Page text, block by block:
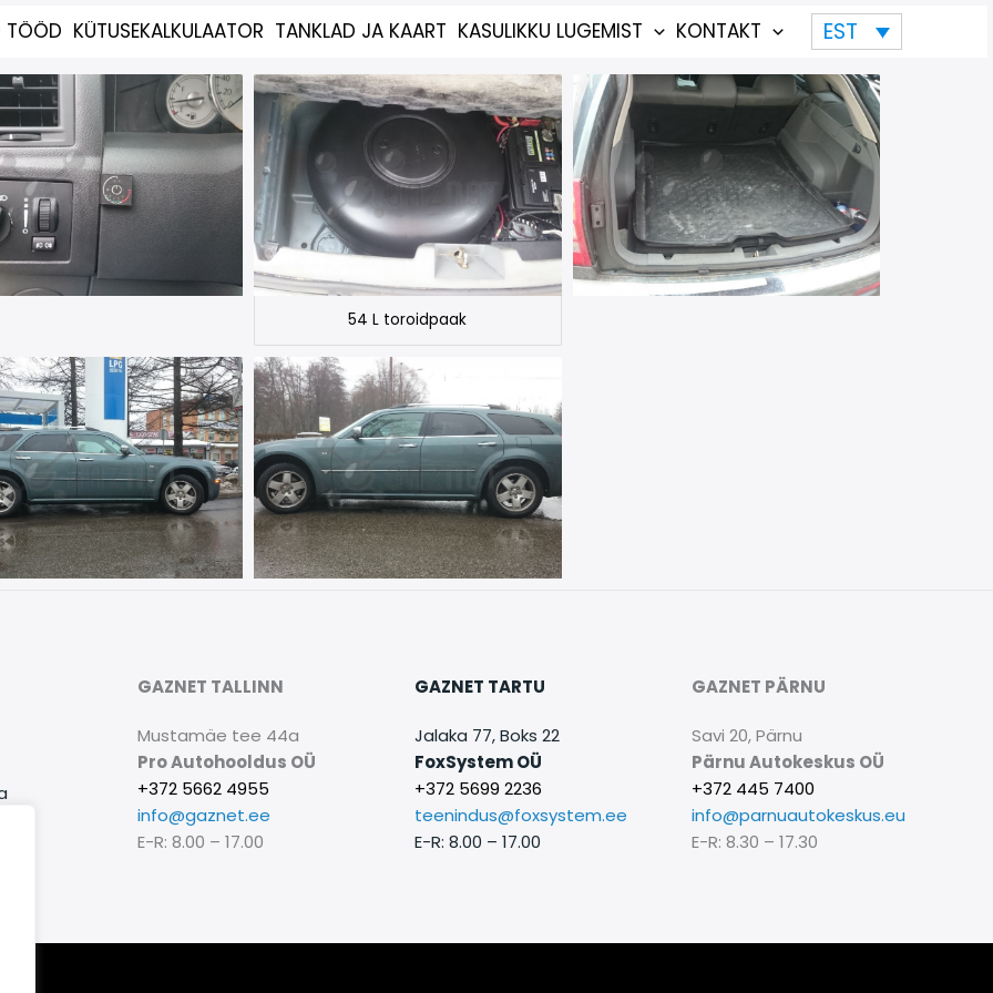
TÖÖD KÜTUSEKALKULAATOR TANKLAD JA KAART KASULIKKU LUGEMIST KONTAKT EST
54 L toroidpaak
GAZNET TALLINN
Mustamäe tee 44a
Pro Autohooldus OÜ
+372 5662 4955
info@gaznet.ee
E-R: 8.00 – 17.00
GAZNET TARTU
Jalaka 77, Boks 22
FoxSystem OÜ
+372 5699 2236
teenindus@foxsystem.ee
E-R: 8.00 – 17.00
GAZNET PÄRNU
Savi 20, Pärnu
Pärnu Autokeskus OÜ
+372 445 7400
info@parnuautokeskus.eu
E-R: 8.30 – 17.30